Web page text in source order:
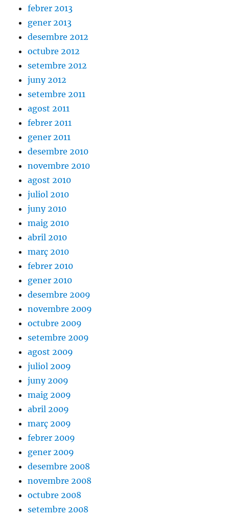
febrer 2013
gener 2013
desembre 2012
octubre 2012
setembre 2012
juny 2012
setembre 2011
agost 2011
febrer 2011
gener 2011
desembre 2010
novembre 2010
agost 2010
juliol 2010
juny 2010
maig 2010
abril 2010
març 2010
febrer 2010
gener 2010
desembre 2009
novembre 2009
octubre 2009
setembre 2009
agost 2009
juliol 2009
juny 2009
maig 2009
abril 2009
març 2009
febrer 2009
gener 2009
desembre 2008
novembre 2008
octubre 2008
setembre 2008